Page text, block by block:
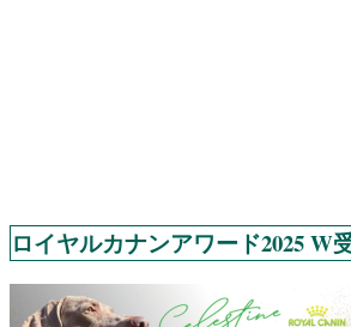
ロイヤルカナンアワード2025 W